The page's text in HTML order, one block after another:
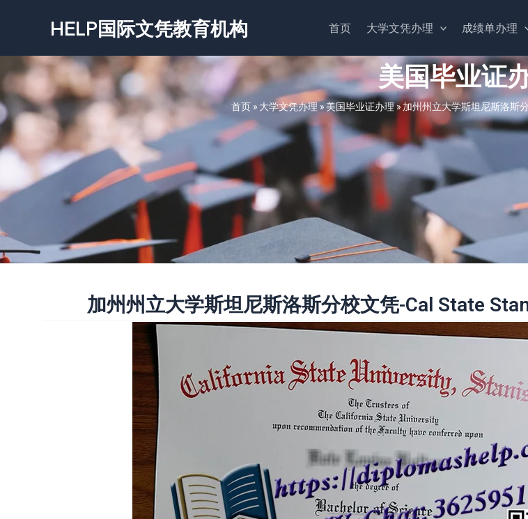
容
HELP国际文凭教育机构 首页 大学文凭办理 成绩单办理
美国毕业证
首页» 大学文凭办理» 美国毕业证办理»加州州立大学斯坦尼斯洛
加州州立大学斯坦尼斯洛斯分校文凭-Cal State